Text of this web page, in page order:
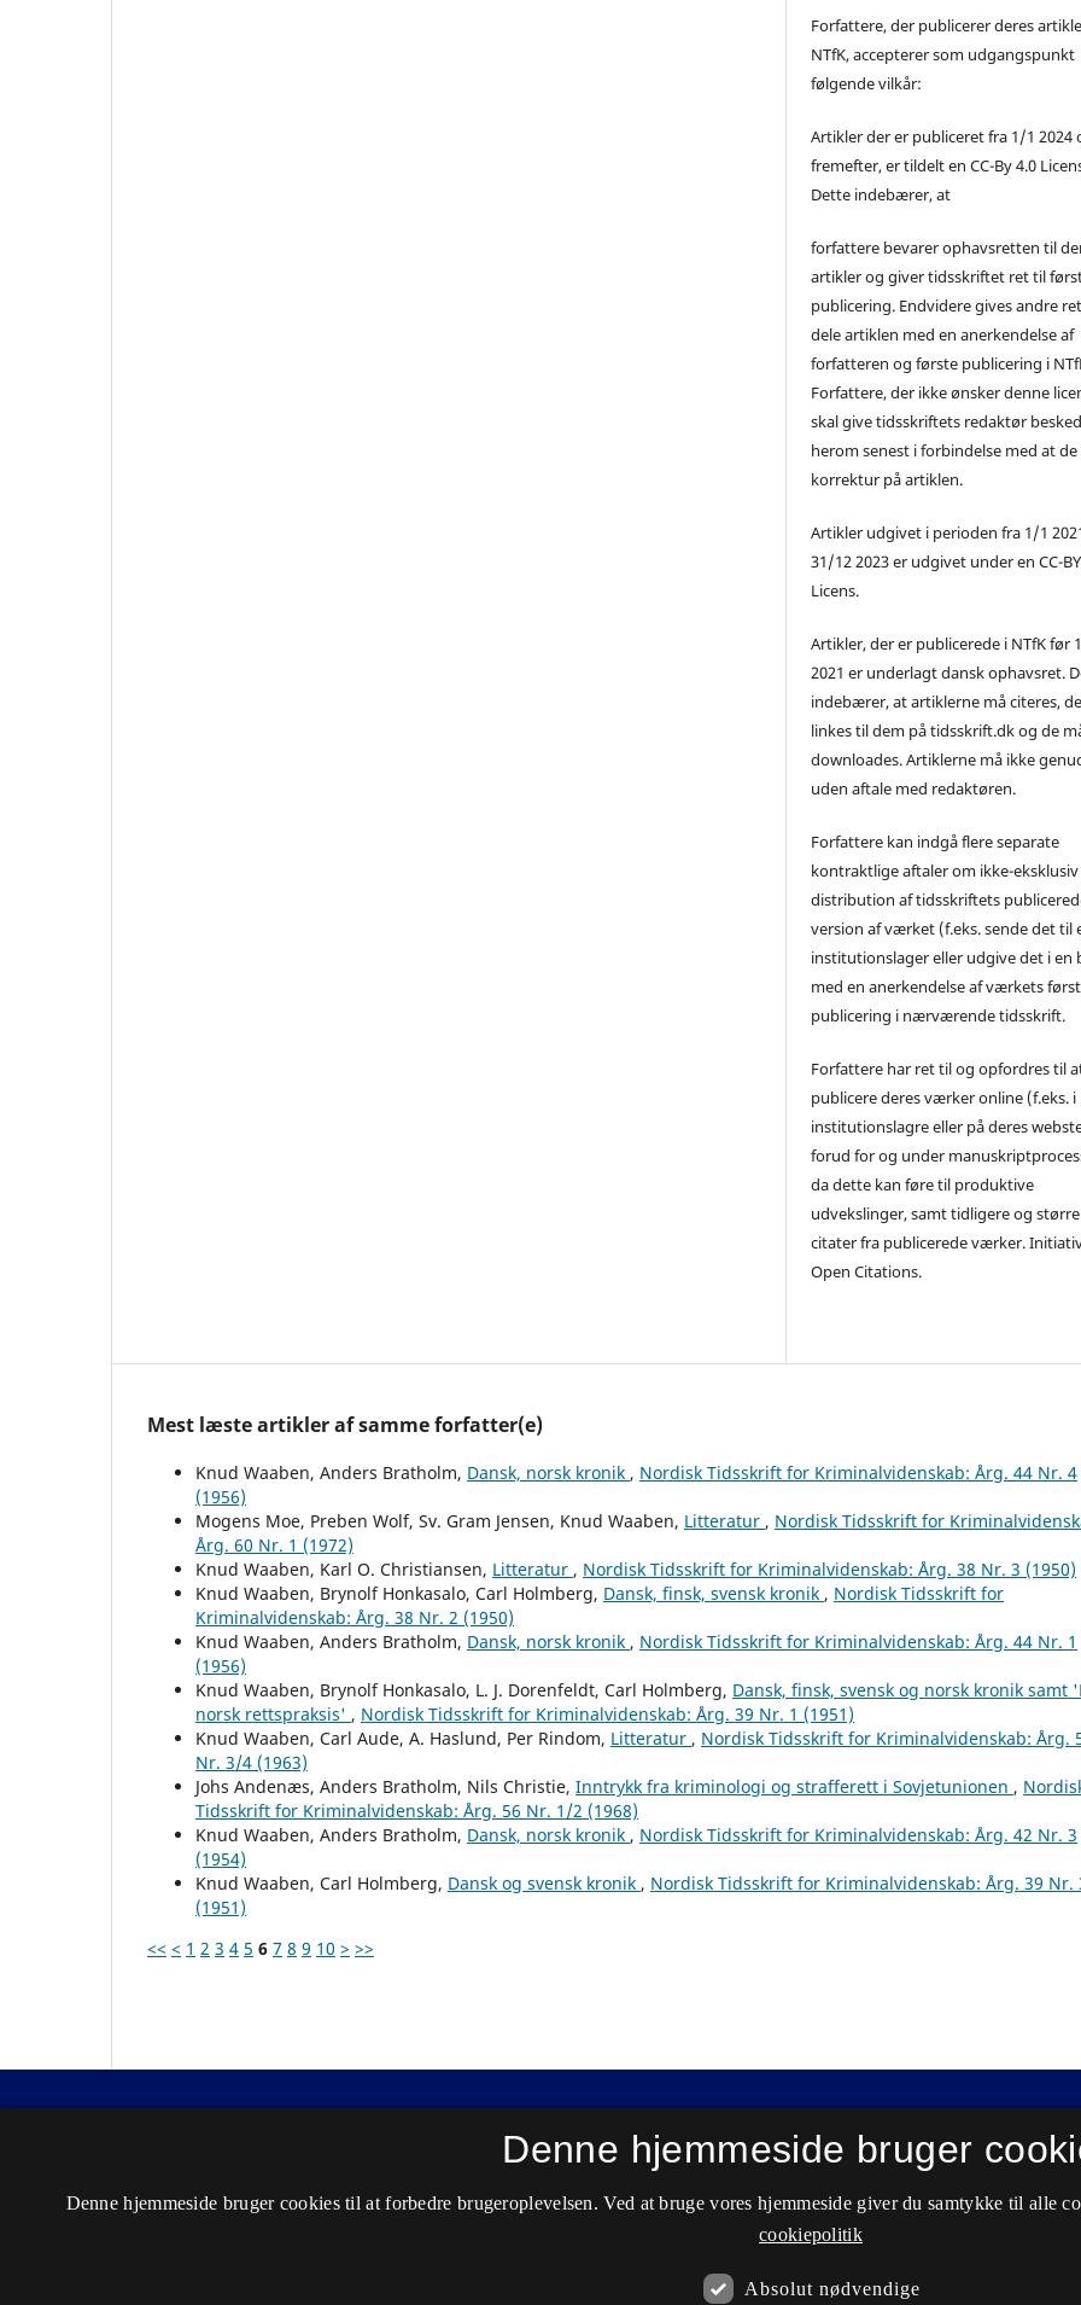
Forfattere, der publicerer deres
NTfK, accepterer som udgangspunkt
følgende vilkår:
Artikler der er publiceret fra 1/1 2024
fremefter, er tildelt en CC-By 4.0
Dette indebærer, at
forfattere bevarer ophavsretten til
artikler og giver tidsskriftet ret til
publicering. Endvidere gives andre
dele artiklen med en anerkendelse af
forfatteren og første publicering i
Forfattere, der ikke ønsker denne
skal give tidsskriftets redaktør besked
herom senest i forbindelse med at
korrektur på artiklen.
Artikler udgivet i perioden fra 1/1
31/12 2023 er udgivet under en CC-
Licens.
Artikler, der er publicerede i NTfK før
2021 er underlagt dansk ophavsret.
indebærer, at artiklerne må citeres,
linkes til dem på tidsskrift.dk og de
downloades. Artiklerne må ikke
uden aftale med redaktøren.
Forfattere kan indgå flere separate
kontraktlige aftaler om ikke-eksklusiv
distribution af tidsskriftets
version af værket (f.eks. sende det til
institutionslager eller udgive det i en
med en anerkendelse af værkets
publicering i nærværende tidsskrift.
Forfattere har ret til og opfordres til
publicere deres værker online (f.eks. i
institutionslagre eller på deres
forud for og under
da dette kan føre til produktive
udvekslinger, samt tidligere og større
citater fra publicerede værker.
Open Citations.
Mest læste artikler af samme forfatter(e)
Knud Waaben, Anders Bratholm, Dansk, norsk kronik , Nordisk Tidsskrift for Kriminalvidenskab: Årg. 44 Nr. 4
(1956)
Mogens Moe, Preben Wolf, Sv. Gram Jensen, Knud Waaben, Litteratur , Nordisk Tidsskrift for
Årg. 60 Nr. 1 (1972)
Knud Waaben, Karl O. Christiansen, Litteratur , Nordisk Tidsskrift for Kriminalvidenskab: Årg. 38 Nr. 3 (1950)
Knud Waaben, Brynolf Honkasalo, Carl Holmberg, Dansk, finsk, svensk kronik , Nordisk Tidsskrift for
Kriminalvidenskab: Årg. 38 Nr. 2 (1950)
Knud Waaben, Anders Bratholm, Dansk, norsk kronik , Nordisk Tidsskrift for Kriminalvidenskab: Årg. 44 Nr. 1
(1956)
Knud Waaben, Brynolf Honkasalo, L. J. Dorenfeldt, Carl Holmberg, Dansk, finsk, svensk og norsk kronik samt
norsk rettspraksis' , Nordisk Tidsskrift for Kriminalvidenskab: Årg. 39 Nr. 1 (1951)
Knud Waaben, Carl Aude, A. Haslund, Per Rindom, Litteratur , Nordisk Tidsskrift for Kriminalvidenskab: Årg.
Nr. 3/4 (1963)
Johs Andenæs, Anders Bratholm, Nils Christie, Inntrykk fra kriminologi og strafferett i Sovjetunionen ,
Tidsskrift for Kriminalvidenskab: Årg. 56 Nr. 1/2 (1968)
Knud Waaben, Anders Bratholm, Dansk, norsk kronik , Nordisk Tidsskrift for Kriminalvidenskab: Årg. 42 Nr. 3
(1954)
Knud Waaben, Carl Holmberg, Dansk og svensk kronik , Nordisk Tidsskrift for Kriminalvidenskab: Årg. 39 Nr.
(1951)
<< < 1 2 3 4 5 6 7 8 9 10 > >>
Nordisk Tidsskrift for Kriminalvidenskab
ISSN 2446-3051 (Online)
Denne hjemmeside bruger
Denne hjemmeside bruger cookies til at forbedre brugeroplevelsen. Ved at bruge vores hjemmeside giver du samtykke til alle
cookiepolitik
Absolut nødvendige